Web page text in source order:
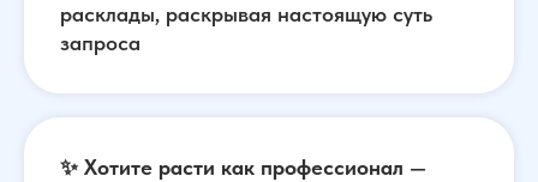
расклады, раскрывая настоящую суть
запроса
✨ Хотите расти как профессионал —